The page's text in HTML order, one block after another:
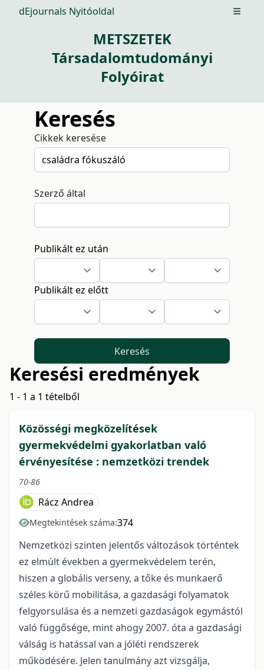
dEjournals Nyitóoldal Open
METSZETEK
Társadalomtudományi
Folyóirat
Keresés
Cikkek keresése
Szerző által
Publikált ez után
Publikált ez előtt
Keresés
Keresési eredmények
1 - 1 a 1 tételből
Közösségi megközelítések
gyermekvédelmi gyakorlatban való
érvényesítése : nemzetközi trendek
70-86
Rácz Andrea
Megtekintések száma:374
Nemzetközi szinten jelentős változások történtek
ez elmúlt években a gyermekvédelem terén,
hiszen a globális verseny, a tőke és munkaerő
széles körű mobilitása, a gazdasági folyamatok
felgyorsulása és a nemzeti gazdaságok egymástól
való függősége, mint ahogy 2007. óta a gazdasági
válság is hatással van a jóléti rendszerek
működésére. Jelen tanulmány azt vizsgálja,